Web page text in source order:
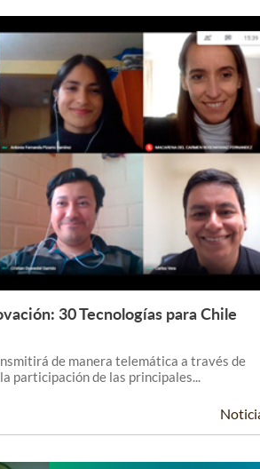
Leer Más +
30 Tecnologías para Chile
de manera telemática a través de
participación de las principales...